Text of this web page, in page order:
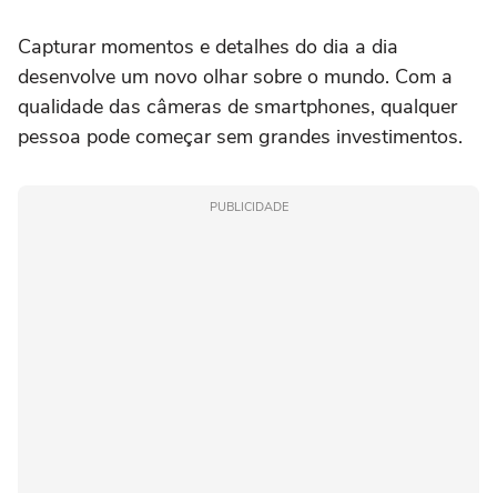
Capturar momentos e detalhes do dia a dia
desenvolve um novo olhar sobre o mundo. Com a
qualidade das câmeras de smartphones, qualquer
pessoa pode começar sem grandes investimentos.
PUBLICIDADE